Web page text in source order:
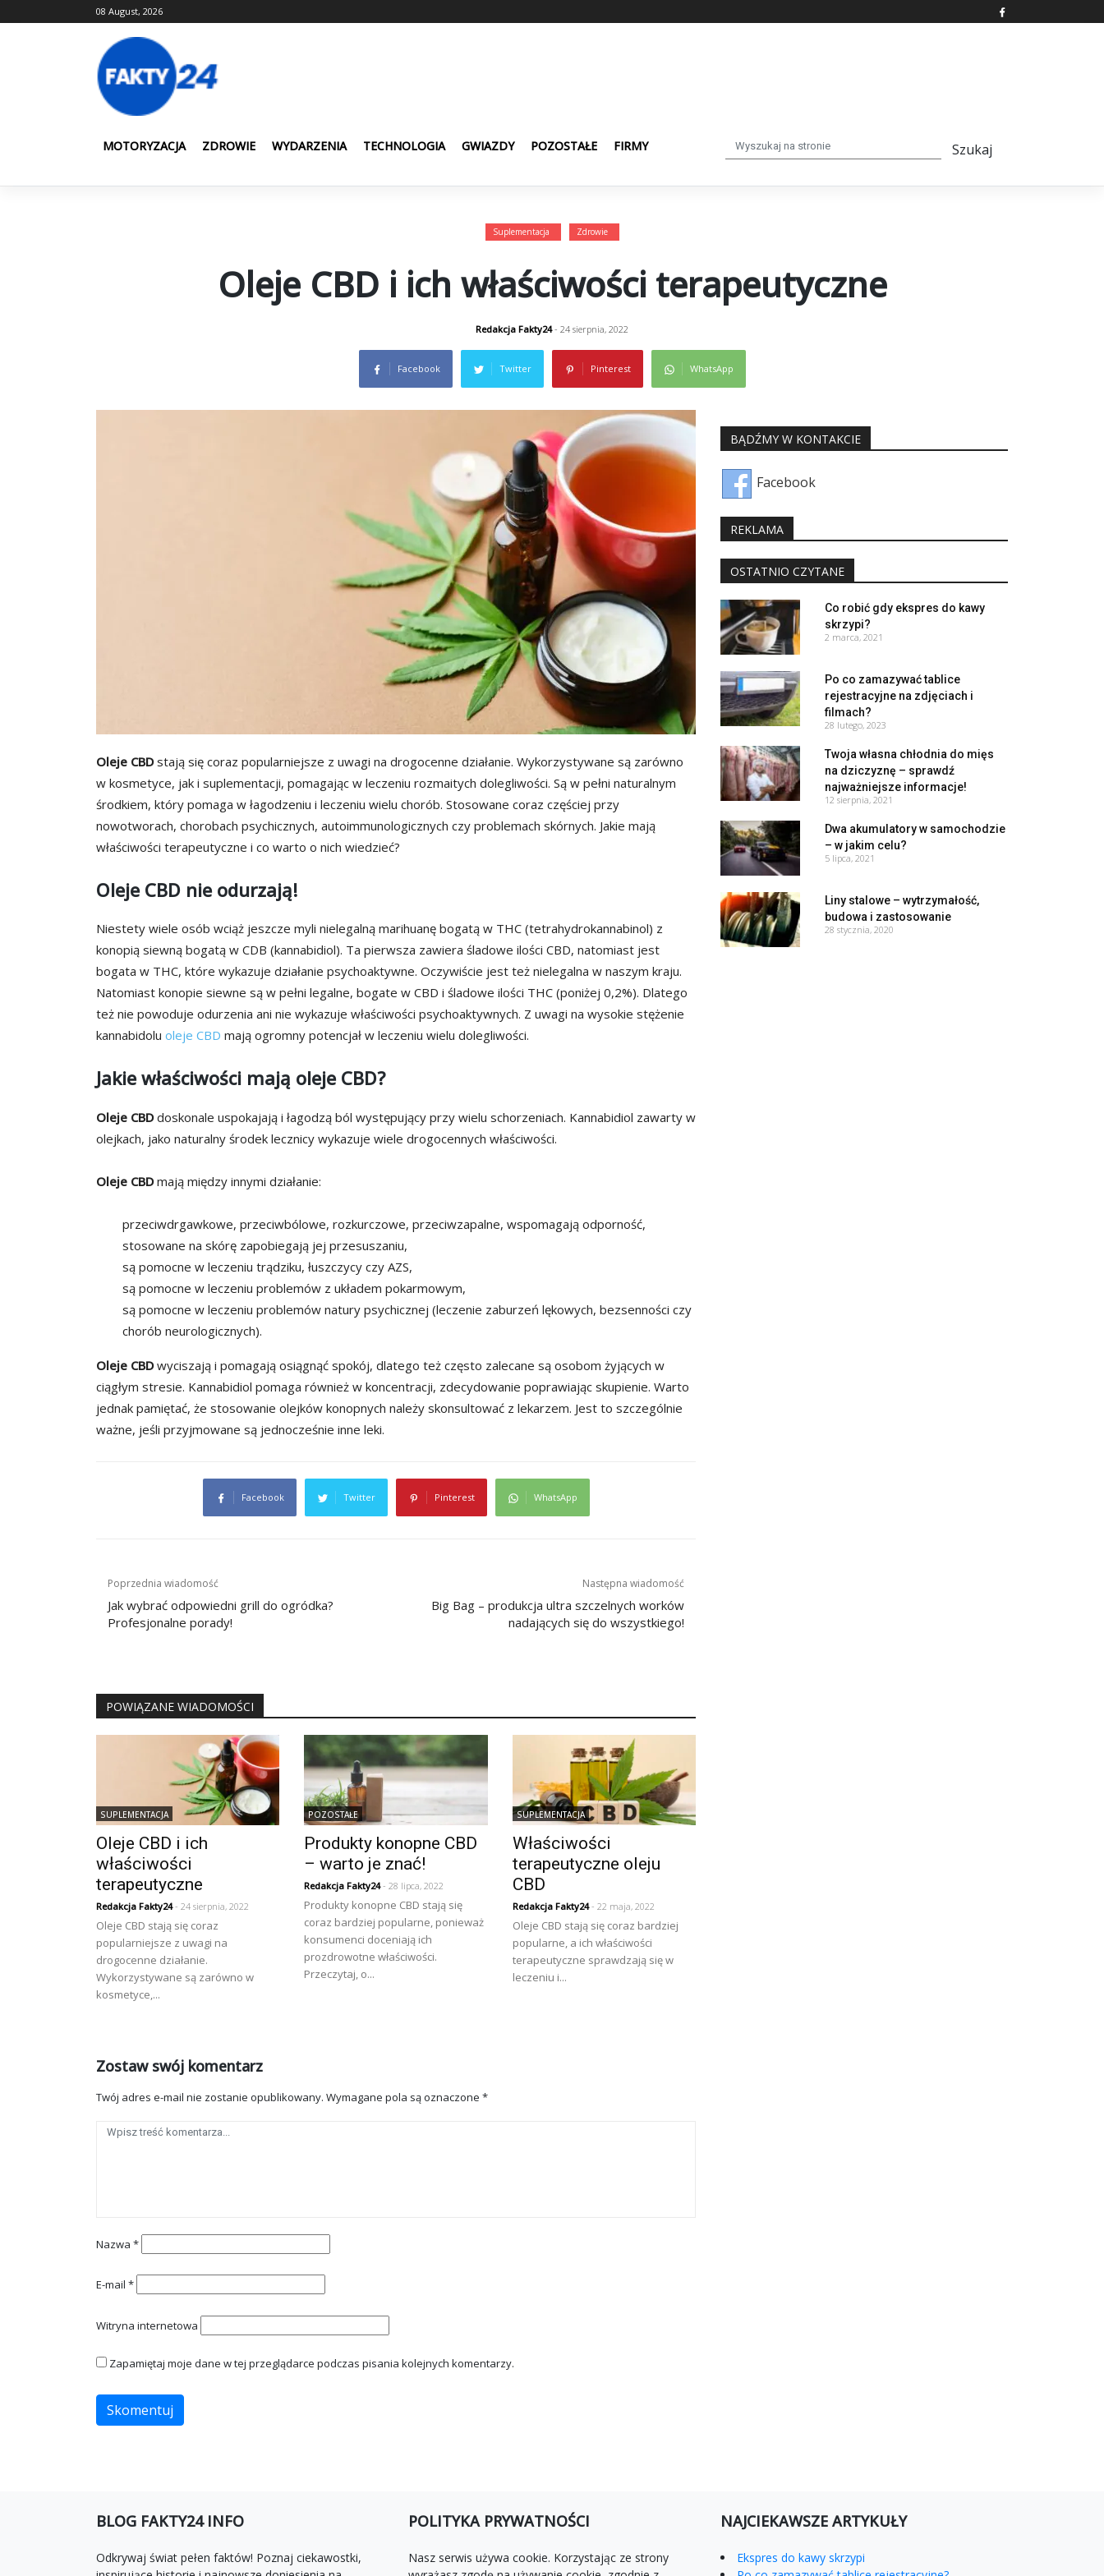
to
08 August, 2026
MOTORYZACJA ZDROWIE WYDARZENIA TECHNOLOGIA GWIAZDY POZOSTAŁE FIRMY
Suplementacja Zdrowie
Oleje CBD i ich właściwości terapeutyczne
Redakcja Fakty24- 24 sierpnia, 2022
Facebook Twitter Pinterest WhatsApp
Oleje CBDstają się coraz popularniejsze z uwagi na drogocenne działanie. Wykorzystywane są zarówno
w kosmetyce, jak i suplementacji, pomagając w leczeniu rozmaitych dolegliwości. Są w pełni naturalnym
środkiem, który pomaga w łagodzeniu i leczeniu wielu chorób. Stosowane coraz częściej przy
nowotworach, chorobach psychicznych, autoimmunologicznych czy problemach skórnych. Jakie mają
właściwości terapeutyczne i co warto o nich wiedzieć?
Oleje CBD nie odurzają!
Niestety wiele osób wciąż jeszcze myli nielegalną marihuanę bogatą w THC (tetrahydrokannabinol) z
konopią siewną bogatą w CDB (kannabidiol). Ta pierwsza zawiera śladowe ilości CBD, natomiast jest
bogata w THC, które wykazuje działanie psychoaktywne. Oczywiście jest też nielegalna w naszym kraju.
Natomiast konopie siewne są w pełni legalne, bogate w CBD i śladowe ilości THC (poniżej 0,2%). Dlatego
też nie powoduje odurzenia ani nie wykazuje właściwości psychoaktywnych. Z uwagi na wysokie stężenie
kannabidolu oleje CBD mają ogromny potencjał w leczeniu wielu dolegliwości.
Jakie właściwości mają oleje CBD?
Oleje CBDdoskonale uspokajają i łagodzą ból występujący przy wielu schorzeniach. Kannabidiol zawarty w
olejkach, jako naturalny środek lecznicy wykazuje wiele drogocennych właściwości.
Oleje CBDmają między innymi działanie:
przeciwdrgawkowe, przeciwbólowe, rozkurczowe, przeciwzapalne, wspomagają odporność,
stosowane na skórę zapobiegają jej przesuszaniu,
są pomocne w leczeniu trądziku, łuszczycy czy AZS,
są pomocne w leczeniu problemów z układem pokarmowym,
są pomocne w leczeniu problemów natury psychicznej (leczenie zaburzeń lękowych, bezsenności czy
chorób neurologicznych).
Oleje CBDwyciszają i pomagają osiągnąć spokój, dlatego też często zalecane są osobom żyjących w
ciągłym stresie. Kannabidiol pomaga również w koncentracji, zdecydowanie poprawiając skupienie. Warto
jednak pamiętać, że stosowanie olejków konopnych należy skonsultować z lekarzem. Jest to szczególnie
ważne, jeśli przyjmowane są jednocześnie inne leki.
Facebook Twitter Pinterest WhatsApp
Nawigacja
wpisu
Poprzednia wiadomość
Jak wybrać odpowiedni grill do ogródka?
Profesjonalne porady!
Następna wiadomość
Big Bag – produkcja ultra szczelnych worków
nadających się do wszystkiego!
POWIĄZANE WIADOMOŚCI
SUPLEMENTACJA
Oleje CBD i ich
właściwości
terapeutyczne
Redakcja Fakty24- 24 sierpnia, 2022
Oleje CBD stają się coraz
popularniejsze z uwagi na
drogocenne działanie.
Wykorzystywane są zarówno w
kosmetyce,...
POZOSTAŁE
Produkty konopne CBD
– warto je znać!
Redakcja Fakty24- 28 lipca, 2022
Produkty konopne CBD stają się
coraz bardziej popularne, ponieważ
konsumenci doceniają ich
prozdrowotne właściwości.
Przeczytaj, o...
SUPLEMENTACJA
Właściwości
terapeutyczne oleju
CBD
Redakcja Fakty24- 22 maja, 2022
Oleje CBD stają się coraz bardziej
popularne, a ich właściwości
terapeutyczne sprawdzają się w
leczeniu i...
Zostaw swój komentarz
Twój adres e-mail nie zostanie opublikowany. Wymagane pola są oznaczone *
Nazwa *
E-mail *
Witryna internetowa
Zapamiętaj moje dane w tej przeglądarce podczas pisania kolejnych komentarzy.
BĄDŹMY W KONTAKCIE
Facebook
REKLAMA
OSTATNIO CZYTANE
Co robić gdy ekspres do kawy
skrzypi?
2 marca, 2021
Po co zamazywać tablice
rejestracyjne na zdjęciach i
filmach?
28 lutego, 2023
Twoja własna chłodnia do mięs
na dziczyznę – sprawdź
najważniejsze informacje!
12 sierpnia, 2021
Dwa akumulatory w samochodzie
– w jakim celu?
5 lipca, 2021
Liny stalowe – wytrzymałość,
budowa i zastosowanie
28 stycznia, 2020
BLOG FAKTY24 INFO
Odkrywaj świat pełen faktów! Poznaj ciekawostki,
POLITYKA PRYWATNOŚCI
Nasz serwis używa cookie. Korzystając ze strony
NAJCIEKAWSZE ARTYKUŁY
Ekspres do kawy skrzypi